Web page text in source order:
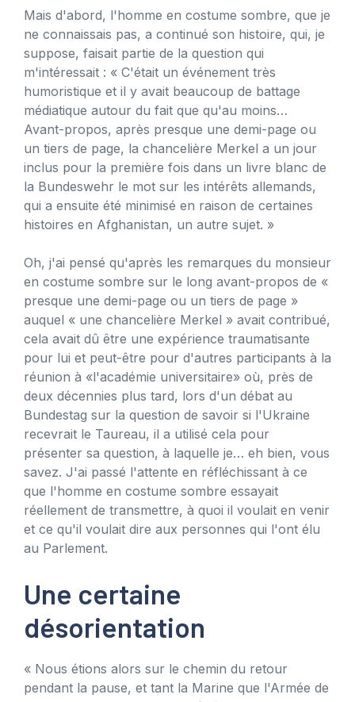
Mais d'abord, l'homme en costume sombre, que je
ne connaissais pas, a continué son histoire, qui, je
suppose, faisait partie de la question qui
m'intéressait : « C'était un événement très
humoristique et il y avait beaucoup de battage
médiatique autour du fait que qu'au moins…
Avant-propos, après presque une demi-page ou
un tiers de page, la chancelière Merkel a un jour
inclus pour la première fois dans un livre blanc de
la Bundeswehr le mot sur les intérêts allemands,
qui a ensuite été minimisé en raison de certaines
histoires en Afghanistan, un autre sujet. »
Oh, j'ai pensé qu'après les remarques du monsieur
en costume sombre sur le long avant-propos de «
presque une demi-page ou un tiers de page »
auquel « une chancelière Merkel » avait contribué,
cela avait dû être une expérience traumatisante
pour lui et peut-être pour d'autres participants à la
réunion à «l'académie universitaire» où, près de
deux décennies plus tard, lors d'un débat au
Bundestag sur la question de savoir si l'Ukraine
recevrait le Taureau, il a utilisé cela pour
présenter sa question, à laquelle je… eh bien, vous
savez. J'ai passé l'attente en réfléchissant à ce
que l'homme en costume sombre essayait
réellement de transmettre, à quoi il voulait en venir
et ce qu'il voulait dire aux personnes qui l'ont élu
au Parlement.
Une certaine
désorientation
« Nous étions alors sur le chemin du retour
pendant la pause, et tant la Marine que l'Armée de